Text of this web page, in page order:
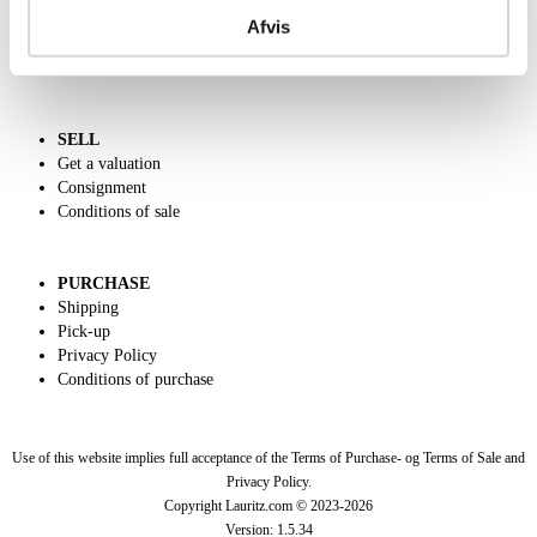
Afvis
SELL
Get a valuation
Consignment
Conditions of sale
PURCHASE
Shipping
Pick-up
Privacy Policy
Conditions of purchase
Use of this website implies full acceptance of the Terms of Purchase- og Terms of Sale and
Privacy Policy.
Copyright Lauritz.com © 2023-2026
Version: 1.5.34